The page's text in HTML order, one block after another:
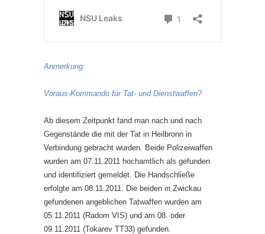
Anmerkung:
Voraus-Kommando für Tat- und Dienstwaffen?
Ab diesem Zeitpunkt fand man nach und nach
Gegenstände die mit der Tat in Heilbronn in
Verbindung gebracht wurden. Beide Polizeiwaffen
wurden am 07.11.2011 hochamtlich als gefunden
und identifiziert gemeldet. Die Handschließe
erfolgte am 08.11.2011. Die beiden in Zwickau
gefundenen angeblichen Tatwaffen wurden am
05.11.2011 (Radom VIS) und am 08. oder
09.11.2011 (Tokarev TT33) gefunden.